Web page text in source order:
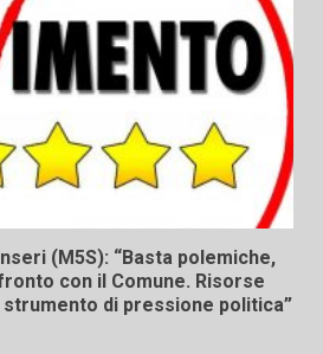
(M5S): “Basta polemiche,
con il Comune. Risorse
strumento di pressione politica”